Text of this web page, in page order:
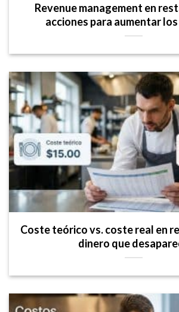
Revenue management en
acciones para aumentar
Coste teórico vs. coste real en
dinero que